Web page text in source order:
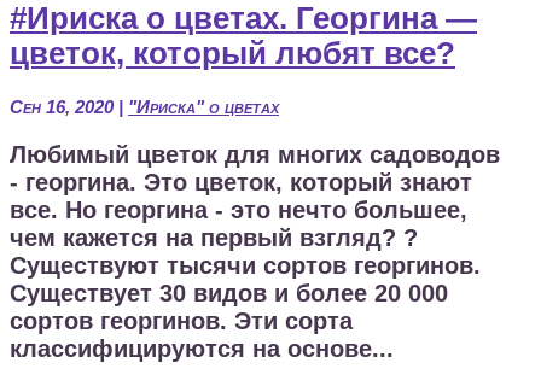
#Ириска о цветах. Георгина —
цветок, который любят все?
Сен 16, 2020| "Ириска" о цветах
Любимый цветок для многих садоводов
- георгина. Это цветок, который знают
все. Но георгина - это нечто большее,
чем кажется на первый взгляд? ?
Существуют тысячи сортов георгинов.
Существует 30 видов и более 20 000
сортов георгинов. Эти сорта
классифицируются на основе...